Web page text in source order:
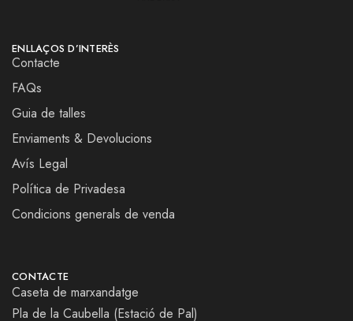
ENLLAÇOS D’INTERÈS
Contacte
FAQs
Guia de talles
Enviaments & Devolucions
Avís Legal
Política de Privadesa
Condicions generals de venda
CONTACTE
Caseta de marxandatge
Pla de la Caubella (Estació de Pal)